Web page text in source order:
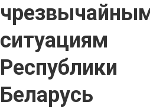
ситуациям
Республики
Беларусь